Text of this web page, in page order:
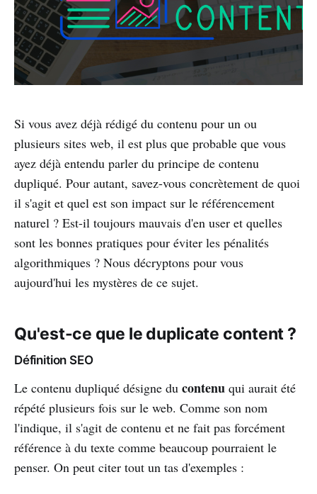
Si vous avez déjà rédigé du contenu pour un ou
plusieurs sites web, il est plus que probable que vous
ayez déjà entendu parler du principe de contenu
dupliqué. Pour autant, savez-vous concrètement de quoi
il s'agit et quel est son impact sur le référencement
naturel ? Est-il toujours mauvais d'en user et quelles
sont les bonnes pratiques pour éviter les pénalités
algorithmiques ? Nous décryptons pour vous
aujourd'hui les mystères de ce sujet.
Qu'est-ce que le duplicate content ?
Définition SEO
Le contenu dupliqué désigne du contenu qui aurait été
répété plusieurs fois sur le web. Comme son nom
l'indique, il s'agit de contenu et ne fait pas forcément
référence à du texte comme beaucoup pourraient le
penser. On peut citer tout un tas d'exemples :